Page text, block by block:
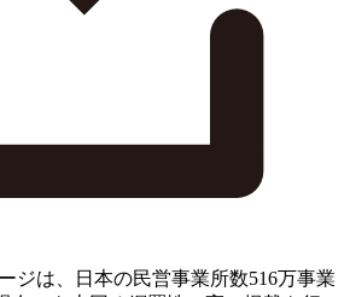
ジは、日本の民営事業所数516万事業